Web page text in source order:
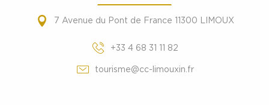
7 Avenue du Pont de France 11300 LIMOUX
+33 4 68 31 11 82
tourisme@cc-limouxin.fr